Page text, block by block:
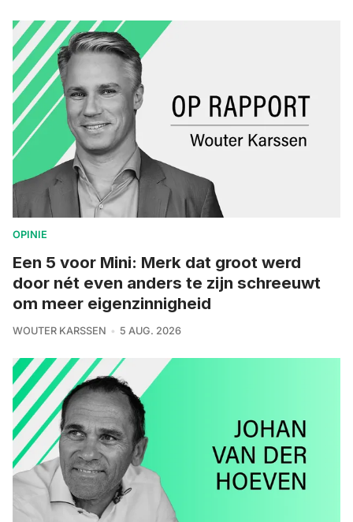
OPINIE
Een 5 voor Mini: Merk dat groot werd
door nét even anders te zijn schreeuwt
om meer eigenzinnigheid
WOUTER KARSSEN 5 AUG. 2026